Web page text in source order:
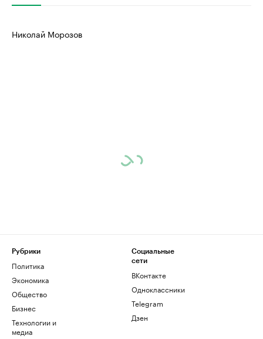
Николай Морозов
Рубрики
Политика
Экономика
Общество
Бизнес
Технологии и
медиа
Социальные
сети
ВКонтакте
Одноклассники
Telegram
Дзен